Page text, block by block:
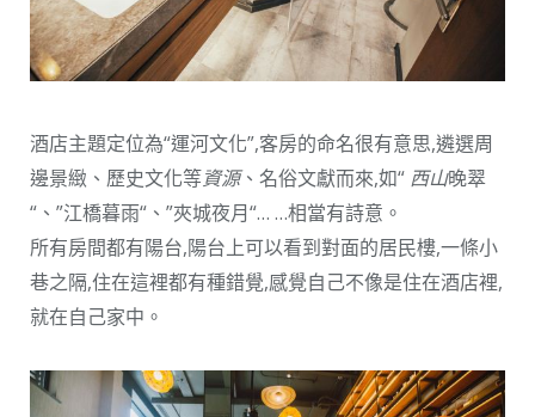
酒店主題定位為“運河文化”,客房的命名很有意思,遴選周
邊景緻、歷史文化等資源、名俗文獻而來,如“ 西山晚翠
“、”江橋暮雨“、”夾城夜月“… …相當有詩意。
所有房間都有陽台,陽台上可以看到對面的居民樓,一條小
巷之隔,住在這裡都有種錯覺,感覺自己不像是住在酒店裡,
就在自己家中。